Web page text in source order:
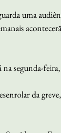
uma
na segunda-
da